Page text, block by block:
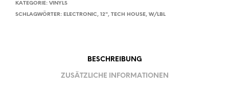
KATEGORIE: VINYLS
SCHLAGWÖRTER: ELECTRONIC, 12", TECH HOUSE, W/LBL
BESCHREIBUNG
ZUSÄTZLICHE INFORMATIONEN